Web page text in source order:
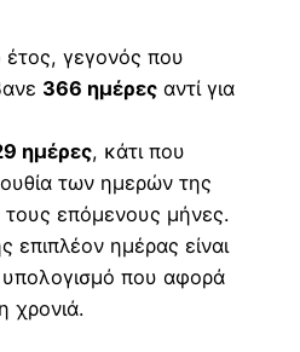
έτος, γεγονός που
366 ημέρες αντί για
ημέρες, κάτι που
των ημερών της
επόμενους μήνες.
ημέρας είναι
υπολογισμό που αφορά
χρονιά.